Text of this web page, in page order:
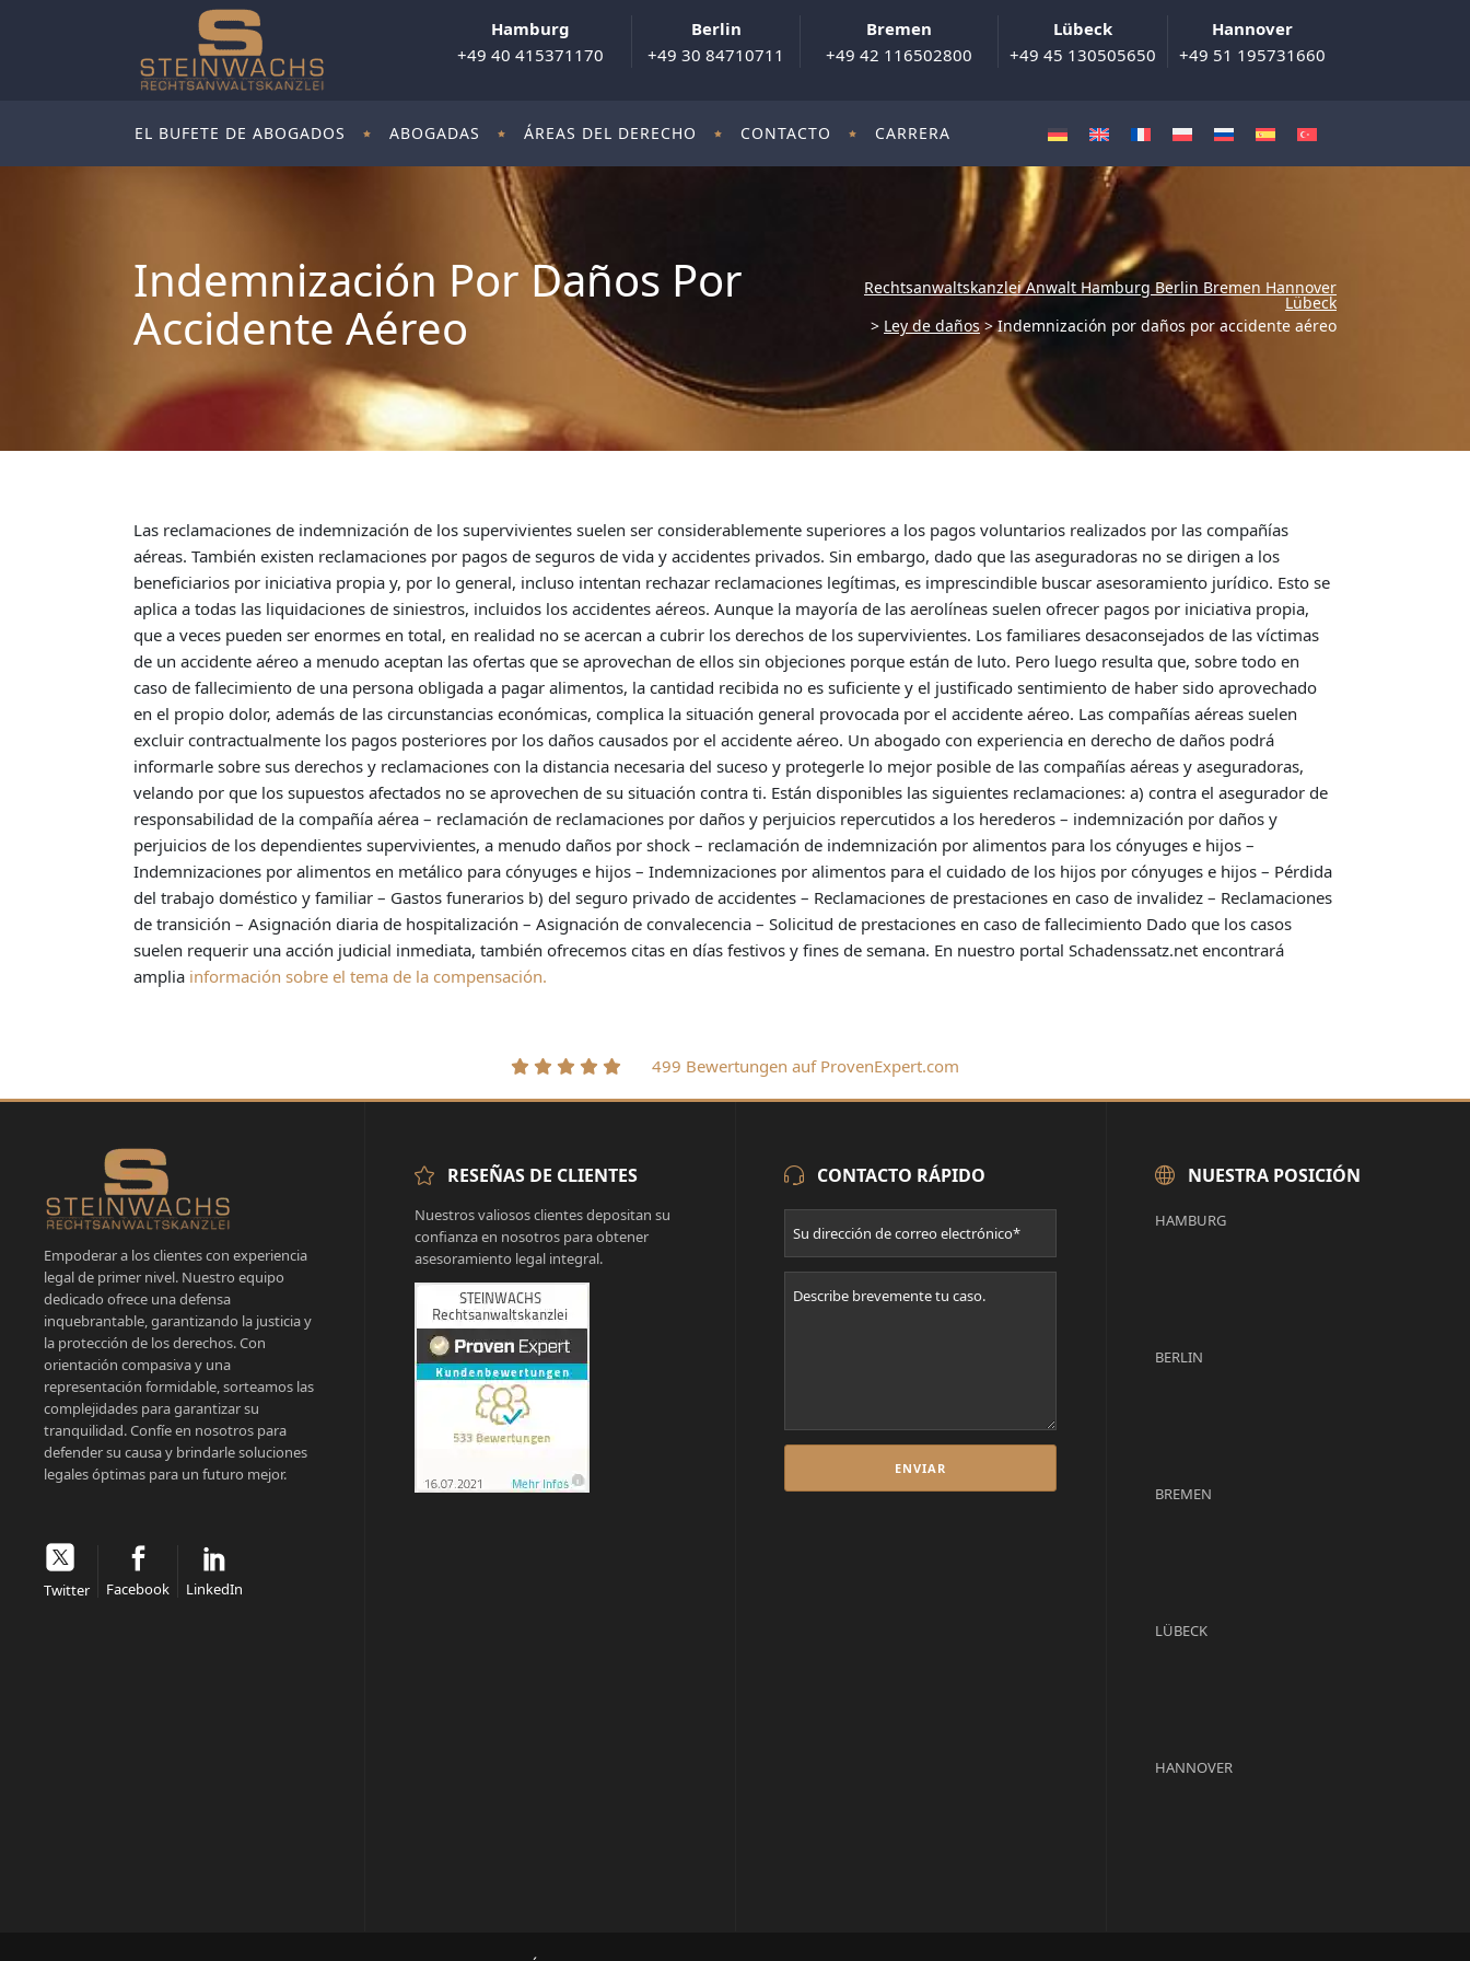
Hamburg
+49 40 415371170
Berlin
+49 30 84710711
Bremen
+49 42 116502800
Lübeck
+49 45 130505650
Hannover
+49 51 195731660
EL BUFETE DE ABOGADOS ABOGADAS ÁREAS DEL DERECHO CONTACTO CARRERA
Indemnización Por Daños Por
Accidente Aéreo
Rechtsanwaltskanzlei Anwalt Hamburg Berlin Bremen Hannover
Lübeck
> Ley de daños>Indemnización por daños por accidente aéreo
Las reclamaciones de indemnización de los supervivientes suelen ser considerablemente superiores a los pagos voluntarios realizados por las compañías
aéreas. También existen reclamaciones por pagos de seguros de vida y accidentes privados. Sin embargo, dado que las aseguradoras no se dirigen a los
beneficiarios por iniciativa propia y, por lo general, incluso intentan rechazar reclamaciones legítimas, es imprescindible buscar asesoramiento jurídico. Esto se
aplica a todas las liquidaciones de siniestros, incluidos los accidentes aéreos. Aunque la mayoría de las aerolíneas suelen ofrecer pagos por iniciativa propia,
que a veces pueden ser enormes en total, en realidad no se acercan a cubrir los derechos de los supervivientes. Los familiares desaconsejados de las víctimas
de un accidente aéreo a menudo aceptan las ofertas que se aprovechan de ellos sin objeciones porque están de luto. Pero luego resulta que, sobre todo en
caso de fallecimiento de una persona obligada a pagar alimentos, la cantidad recibida no es suficiente y el justificado sentimiento de haber sido aprovechado
en el propio dolor, además de las circunstancias económicas, complica la situación general provocada por el accidente aéreo. Las compañías aéreas suelen
excluir contractualmente los pagos posteriores por los daños causados ​​por el accidente aéreo. Un abogado con experiencia en derecho de daños podrá
informarle sobre sus derechos y reclamaciones con la distancia necesaria del suceso y protegerle lo mejor posible de las compañías aéreas y aseguradoras,
velando por que los supuestos afectados no se aprovechen de su situación contra ti. Están disponibles las siguientes reclamaciones: a) contra el asegurador de
responsabilidad de la compañía aérea – reclamación de reclamaciones por daños y perjuicios repercutidos a los herederos – indemnización por daños y
perjuicios de los dependientes supervivientes, a menudo daños por shock – reclamación de indemnización por alimentos para los cónyuges e hijos –
Indemnizaciones por alimentos en metálico para cónyuges e hijos – Indemnizaciones por alimentos para el cuidado de los hijos por cónyuges e hijos – Pérdida
del trabajo doméstico y familiar – Gastos funerarios b) del seguro privado de accidentes – Reclamaciones de prestaciones en caso de invalidez – Reclamaciones
de transición – Asignación diaria de hospitalización – Asignación de convalecencia – Solicitud de prestaciones en caso de fallecimiento Dado que los casos
suelen requerir una acción judicial inmediata, también ofrecemos citas en días festivos y fines de semana. En nuestro portal Schadenssatz.net encontrará
amplia información sobre el tema de la compensación.
499 Bewertungen auf ProvenExpert.com
Empoderar a los clientes con experiencia
legal de primer nivel. Nuestro equipo
dedicado ofrece una defensa
inquebrantable, garantizando la justicia y
la protección de los derechos. Con
orientación compasiva y una
representación formidable, sorteamos las
complejidades para garantizar su
tranquilidad. Confíe en nosotros para
defender su causa y brindarle soluciones
legales óptimas para un futuro mejor.
Twitter Facebook LinkedIn
RESEÑAS DE CLIENTES
Nuestros valiosos clientes depositan su
confianza en nosotros para obtener
asesoramiento legal integral.
CONTACTO RÁPIDO NUESTRA POSICIÓN
HAMBURG
BERLIN
BREMEN
LÜBECK
HANNOVER